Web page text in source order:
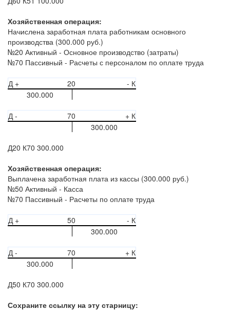
Хозяйственная операция:
Начислена заработная плата работникам основного
производства (300.000 руб.)
№20 Активный - Основное производство (затраты)
№70 Пассивный - Расчеты с персоналом по оплате труда
Д + 20
- К
300.000
Д - 70
+ К
300.000
Д20 К70 300.000
Хозяйственная операция:
Выплачена заработная плата из кассы (300.000 руб.)
№50 Активный - Касса
№70 Пассивный - Расчеты по оплате труда
Д + 50
- К
300.000
Д - 70
+ К
300.000
Д50 К70 300.000
Сохраните ссылку на эту старницу: